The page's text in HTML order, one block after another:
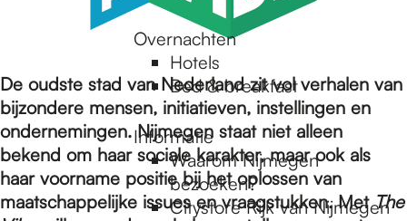
Overnachten
Hotels
Bed & breakfast
Informatie
Waarom Nijmegen
bezoeken?
Citystore Rijk van Nijmegen
De oudste stad van Nederland zit vol verhalen van
bijzondere mensen, initiatieven, instellingen en
ondernemingen. Nijmegen staat niet alleen
bekend om haar sociale karakter, maar ook als
haar voorname positie bij het oplossen van
maatschappelijke issues en vraagstukken. MetThe